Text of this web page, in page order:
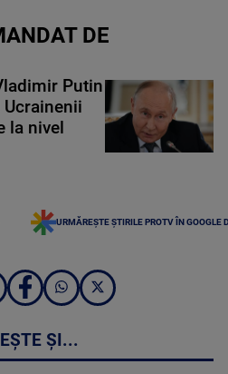
DE
Putin
la nivel
URMĂREȘTE ȘTIRILE PROTV ÎN GOOGLE
ȘI...